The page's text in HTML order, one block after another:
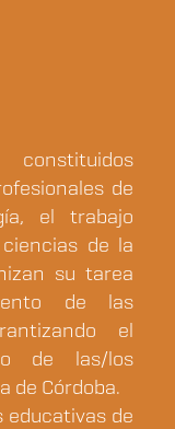
de
el trabajo
de la
su tarea
de las
el
de las/los
de Córdoba.
de